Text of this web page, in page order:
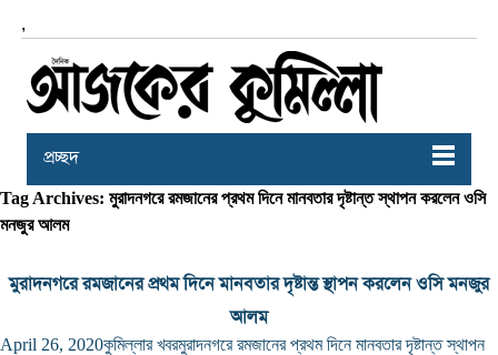
,
প্রচ্ছদ
Tag Archives: মুরাদনগরে রমজানের প্রথম দিনে মানবতার দৃষ্টান্ত স্থাপন করলেন ওসি
মনজুর আলম
মুরাদনগরে রমজানের প্রথম দিনে মানবতার দৃষ্টান্ত স্থাপন করলেন ওসি মনজুর
আলম
April 26, 2020কুমিল্লার খবরমুরাদনগরে রমজানের প্রথম দিনে মানবতার দৃষ্টান্ত স্থাপন